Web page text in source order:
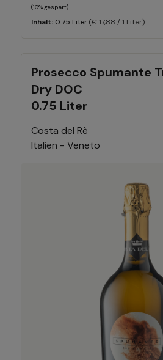
(10% gespart)
Inhalt: 0.75 Liter (€ 17,88 / 1 Liter)
Prosecco Spumante
Dry DOC
0.75 Liter
Costa del Rè
Italien - Veneto